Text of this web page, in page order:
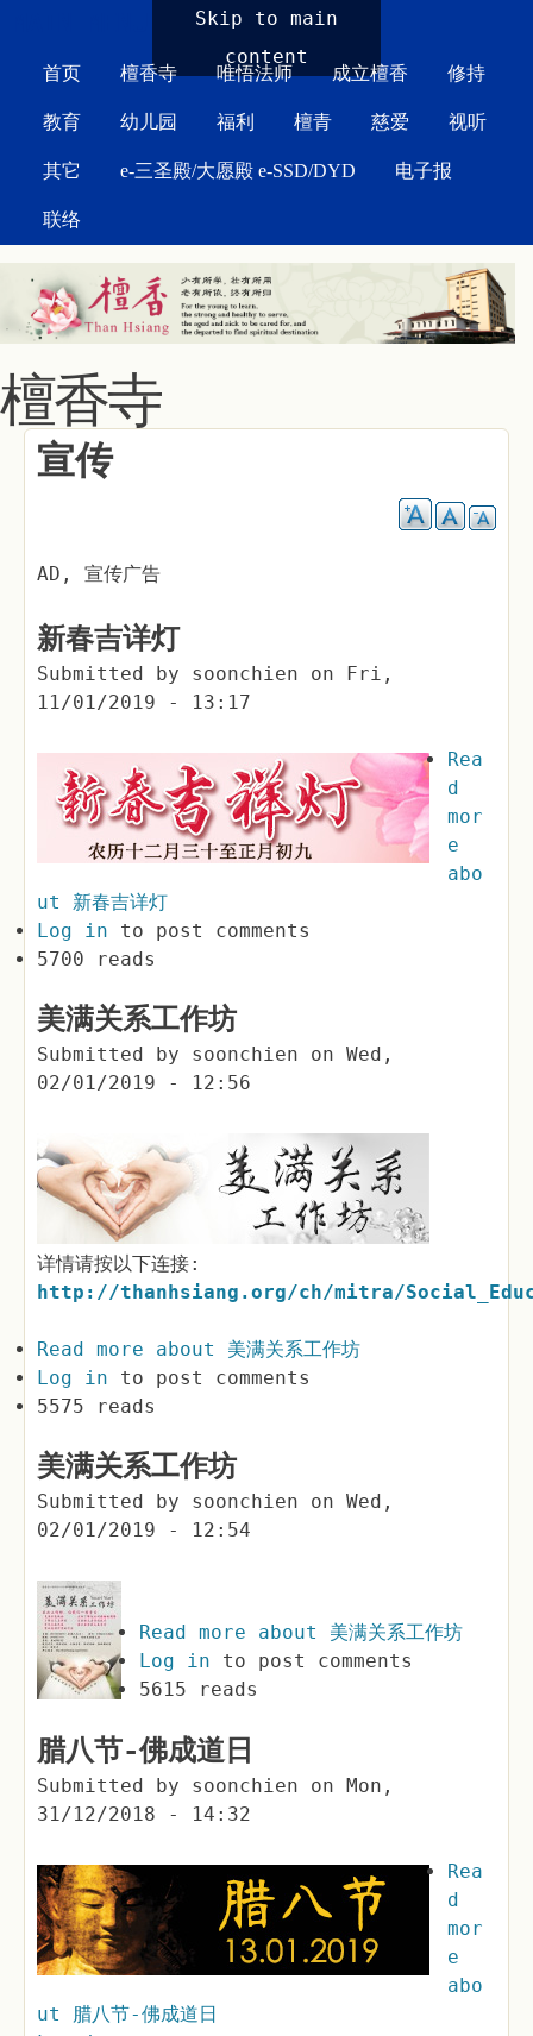
Skip to main
content
首页 檀香寺 唯悟法师 成立檀香 修持
教育 幼儿园 福利 檀青 慈爱 视听
其它 e-三圣殿/大愿殿 e-SSD/DYD 电子报
联络
檀香寺
宣传
AD, 宣传广告
新春吉详灯
Submitted by soonchien on Fri,
11/01/2019 - 13:17
Rea
d
mor
e
abo
ut 新春吉详灯
Log in to post comments
5700 reads
美满关系工作坊
Submitted by soonchien on Wed,
02/01/2019 - 12:56
详情请按以下连接:
http://thanhsiang.org/ch/mitra/
Read more about 美满关系工作坊
Log in to post comments
5575 reads
美满关系工作坊
Submitted by soonchien on Wed,
02/01/2019 - 12:54
Read more about 美满关系工作坊
Log in to post comments
5615 reads
腊八节-佛成道日
Submitted by soonchien on Mon,
31/12/2018 - 14:32
Rea
d
mor
e
abo
ut 腊八节-佛成道日